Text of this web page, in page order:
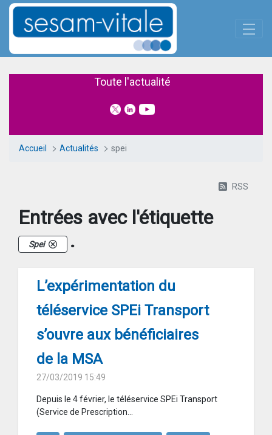
Saut au contenu principal
Toute l'actualité
Accueil Actualités spei
RSS
Entrées avec l'étiquette
Spei .
L’expérimentation du
téléservice SPEi Transport
s’ouvre aux bénéficiaires
de la MSA
27/03/2019 15:49
Depuis le 4 février, le téléservice SPEi Transport
(Service de Prescription...
Panneau de gestion des cookies